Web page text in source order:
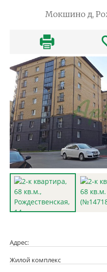
Мокшино д,
Адрес:
Жилой комплекс